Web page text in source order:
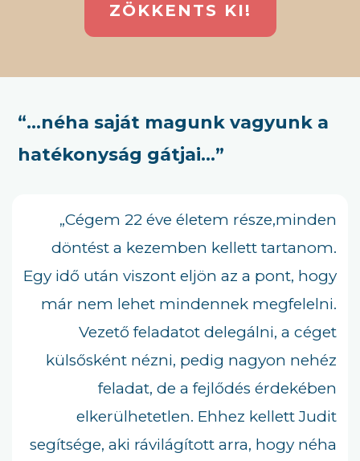
ZÖKKENTS KI!
“…néha saját magunk vagyunk a
hatékonyság gátjai…”
„Cégem 22 éve életem része,minden
döntést a kezemben kellett tartanom.
Egy idő után viszont eljön az a pont, hogy
már nem lehet mindennek megfelelni.
Vezető feladatot delegálni, a céget
külsősként nézni, pedig nagyon nehéz
feladat, de a fejlődés érdekében
elkerülhetetlen. Ehhez kellett Judit
segítsége, aki rávilágított arra, hogy néha